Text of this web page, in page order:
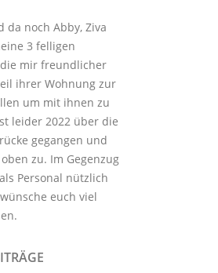
da noch Abby, Ziva
3 felligen
die mir freundlicher
ihrer Wohnung zur
um mit ihnen zu
leider 2022 über die
gegangen und
zu. Im Gegenzug
Personal nützlich
euch viel